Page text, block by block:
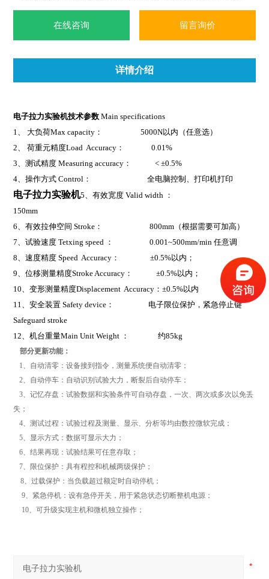
复杂、性能单一之缺点。外观采用挤型封板及高级烤漆处理，更显美观
在线咨询 留言询价
详情介绍
电子拉力实验机技术参数 Main specifications
1、 大负荷Max capacity： 5000N以内（任意选）
2、 荷重元精度Load Accuracy： 0.01%
3、测试精度 Measuring accuracy： < ±0.5%
4、操作方式 Control： 全电脑控制、打印机打印
电子拉力实验机5、有效宽度 Valid width ：
150mm
6、有效拉伸空间 Stroke： 800mm（根据需要可加高）
7、试验速度 Tetxing speed ： 0.001~500mm/min 任意调
8、速度精度 Speed Accuracy： ±0.5%以内；
9、位移测量精度Stroke Accuracy： ±0.5%以内；
10、变形测量精度Displacement Accuracy：±0.5%以内
11、安全装置 Safety device： 电子限位保护，紧急停止键
Safeguard stroke
12、机台重量Main Unit Weight ： 约85kg
部分更新功能：
1、自动清零：设备接到指令，测量系统便自动清零；
2、自动停车：自动识别试验大力，断裂后自动停车；
3、记忆存盘：试验数据和实验条件可自动存盘，一次、两次或多次以免丢
失；
4、测试过程：试验过程及测量、显示、分析等均由数控微软完成；
5、显示方式：数据可显示大力；
6、结果再现：试验结果可任意存取；
7、限位保护：具有程控和机械两级保护；
8、过载保护：当负载超过额定时自动停机；
9、紧急停机：设有急停开关，用于紧急状态切断整机电源；
10、可升级实现主机和微机独立操作；